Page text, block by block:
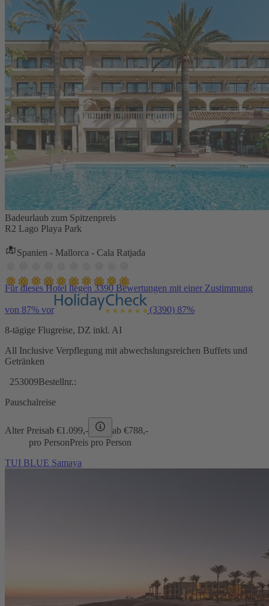
Badeurlaub zum Spitzenpreis
R2 Lago Playa Park
Spanien - Mallorca - Cala Ratjada
Für dieses Hotel liegen 3390 Bewertungen mit einer Zustimmung
von 87% vor (3390) 87%
8-tägige Flugreise, DZ inkl. AI
All Inclusive Verpflegung mit abwechslungsreichen Buffets und
Getränken
253009Bestellnr.:
Pauschalreise
Alter Preisab €1.099,- ab €788,-
pro PersonPreis pro Person
TUI BLUE Samaya